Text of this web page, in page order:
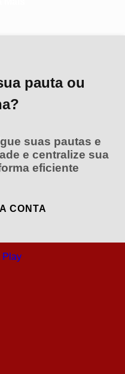
pauta ou
suas pautas e
e centralize sua
eficiente
CONTA